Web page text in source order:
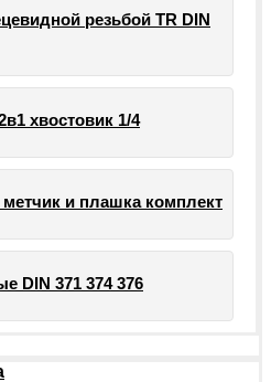
резьбой TR DIN
хвостовик 1/4
и плашка комплект
DIN 371 374 376